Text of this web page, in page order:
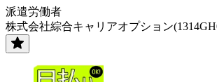
派遣労働者
株式会社綜合キャリアオプション